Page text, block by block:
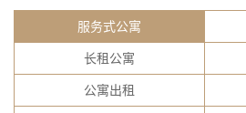
服务式公寓
长租公寓
公寓出租